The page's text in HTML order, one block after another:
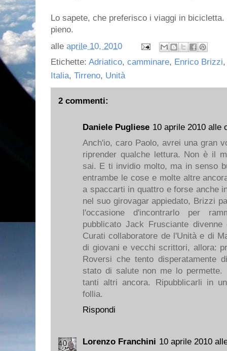
Lo sapete, che preferisco i viaggi in
pieno.
alle aprile 10, 2010
Etichette: Adriatico, camminare, Enrico Brizzi
Italia, Tirreno, Unità
2 commenti:
Daniele Pugliese 10 aprile 2010 alle
Anch'io, caro Paolo, avrei una gran
riprender qualche lettura. Non è il
sai. E ti invidio molto, ma in senso
entrambe le cose e molte altre
a spaccarti in quattro e forse anche
nel suo girovagar appiedato, Brizzi
l'occasione d'incontrarlo per
pubblicato Jack Frusciante
Curati collaboratore de l'Unità e di
di giovani e vecchi scrittori, allora:
Roversi che tento disperatamente
stato di salute non me lo
tanti altri ancora. Ripubblicarli in
follia.
Rispondi
Lorenzo Franchini 10 aprile 2010